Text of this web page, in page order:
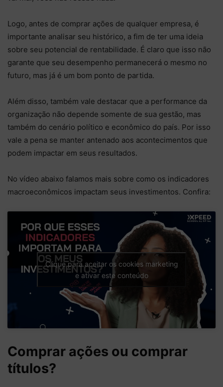
Logo, antes de comprar ações de qualquer empresa, é
importante analisar seu histórico, a fim de ter uma ideia
sobre seu potencial de rentabilidade. É claro que isso não
garante que seu desempenho permanecerá o mesmo no
futuro, mas já é um bom ponto de partida.
Além disso, também vale destacar que a performance da
organização não depende somente de sua gestão, mas
também do cenário político e econômico do país. Por isso
vale a pena se manter antenado aos acontecimentos que
podem impactar em seus resultados.
No vídeo abaixo falamos mais sobre como os indicadores
macroeconômicos impactam seus investimentos. Confira:
Clique para aceitar os cookies marketing
e ativar este conteúdo
Comprar ações ou comprar
títulos?